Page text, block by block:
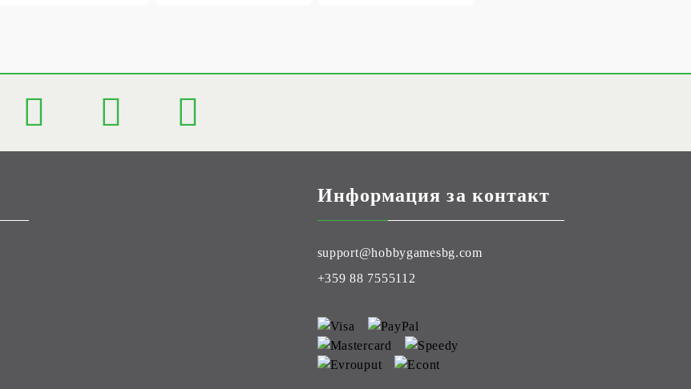
Информация за контакт
support@hobbygamesbg.com
+359 88 7555112